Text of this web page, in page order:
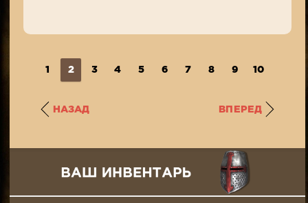
1 2 3 4 5 6 7 8 9 10
НАЗАД ВПЕРЕД